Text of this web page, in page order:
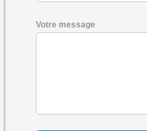
Votre message